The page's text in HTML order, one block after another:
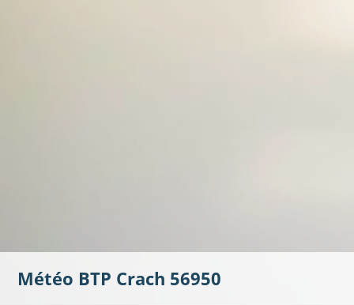
Météo BTP Crach 56950